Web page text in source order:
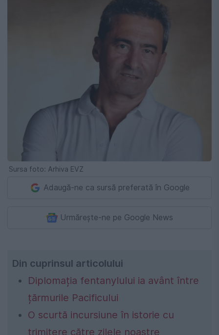
Sursa foto: Arhiva EVZ
Adaugă-ne ca sursă preferată în Google
Urmărește-ne pe Google News
Din cuprinsul articolului
Diplomația fentanylului ia avânt între
țărmurile Pacificului
O scurtă incursiune în istorie cu
trimitere către zilele noastre